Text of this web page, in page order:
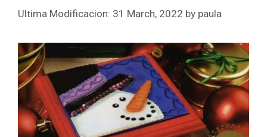
31 March, 2022 by paula